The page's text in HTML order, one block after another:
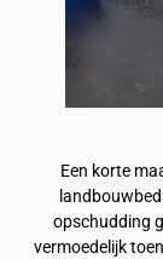
Een korte
opschudding
vermoedelijk